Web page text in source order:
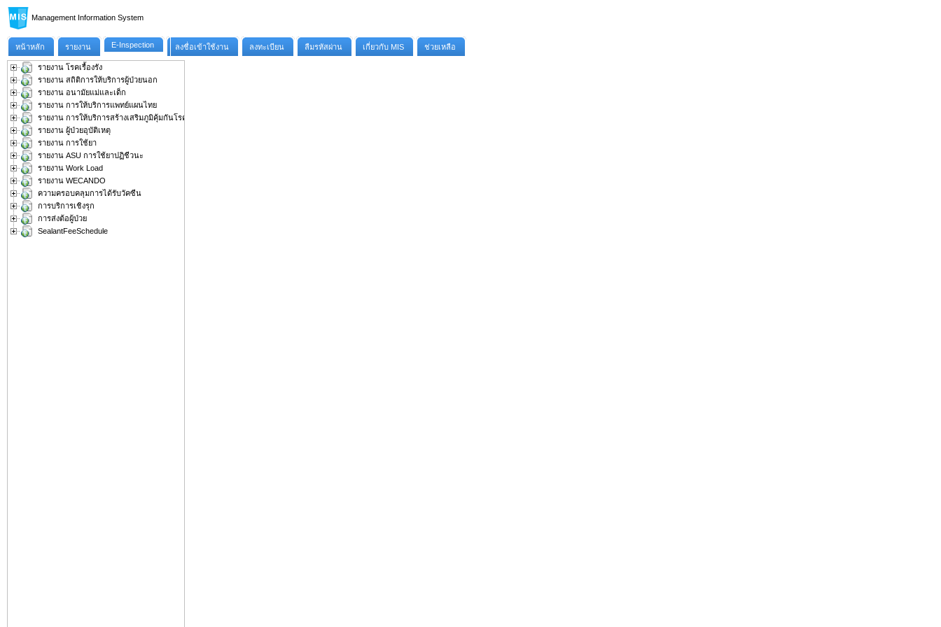
Management Information System
หน้าหลัก รายงาน E-Inspection ลงชื่อเข้าใช้งาน ลงทะเบียน ลืมรหัสผ่าน เกี่ยวกับ MIS ช่วยเหลือ
รายงาน โรคเรื้องรัง
รายงาน สถิติการให้บริการผู้ป่วยนอก
รายงาน อนามัยแม่และเด็ก
รายงาน การให้บริการแพทย์แผนไทย
รายงาน การให้บริการสร้างเสริมภูมิคุ้มกันโรค
รายงาน ผู้ป่วยอุบัติเหตุ
รายงาน การใช้ยา
รายงาน ASU การใช้ยาปฏิชีวนะ
รายงาน Work Load
รายงาน WECANDO
ความครอบคลุมการได้รับวัคซีน
การบริการเชิงรุก
การส่งต้อผู้ป่วย
SealantFeeSchedule